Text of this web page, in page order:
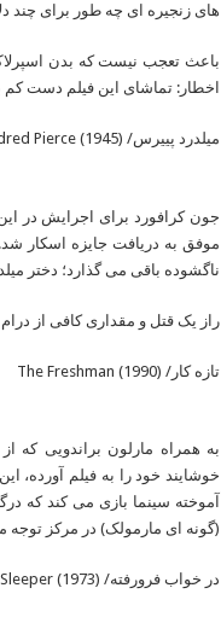
های زنجیره ای چه طور برای چند
باعث تعجب نیست که بدن
اخطار: تماشای این فیلم دست
میلدرد پییرس/ (Mildred Pierce (1945
جون کرافورد برای اجرایش در
موفق به دریافت جایزه اسکار شد.
ناگشوده باقی می گذارد؛ دختر
راز یک قتل و مقداری کافی از
تازه کار/ (The Freshman (1990
به همراه مارلون براندویی که
خوشایند خود را به فیلم
آموخته سینما بازی می کند که
(گونه ای مارمولک) در مرکز توجه
در خواب فرورفته/ (Sleeper (1973